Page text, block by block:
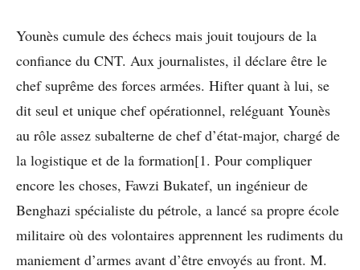
Younès cumule des échecs mais jouit toujours de la
confiance du CNT. Aux journalistes, il déclare être le
chef suprême des forces armées. Hifter quant à lui, se
dit seul et unique chef opérationnel, reléguant Younès
au rôle assez subalterne de chef d’état-major, chargé de
la logistique et de la formation[1. Pour compliquer
encore les choses, Fawzi Bukatef, un ingénieur de
Benghazi spécialiste du pétrole, a lancé sa propre école
militaire où des volontaires apprennent les rudiments du
maniement d’armes avant d’être envoyés au front. M.